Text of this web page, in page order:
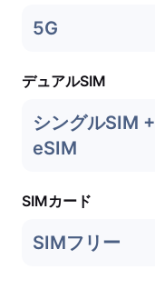
5G
デュアルSIM
シングルSIM +
eSIM
SIMカード
SIMフリー